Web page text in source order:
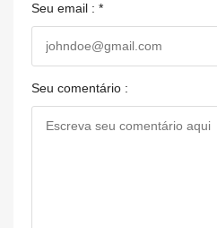
Seu email : *
Seu comentário :